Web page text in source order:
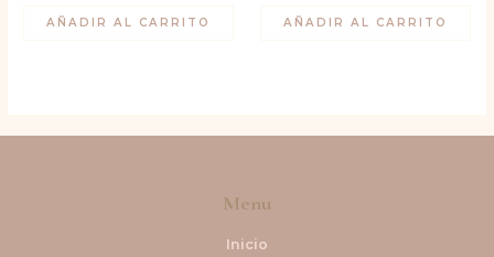
AÑADIR AL CARRITO AÑADIR AL CARRITO
Menu
Inicio